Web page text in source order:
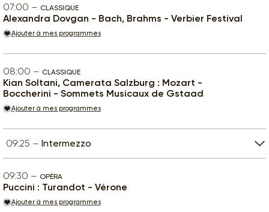
07:00 CLASSIQUE
Alexandra Dovgan - Bach, Brahms - Verbier Festival
Ajouter à mes programmes
08:00 CLASSIQUE
Kian Soltani, Camerata Salzburg : Mozart -
Boccherini - Sommets Musicaux de Gstaad
Ajouter à mes programmes
09:25 Intermezzo
09:30 OPÉRA
Puccini : Turandot - Vérone
Ajouter à mes programmes